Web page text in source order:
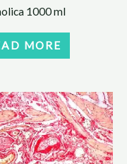
1000 ml
MORE